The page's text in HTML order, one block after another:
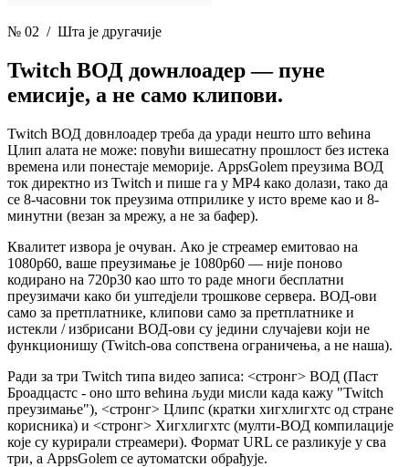
№ 02 / Шта је другачије
Twitch ВОД доwнлоадер —пуне
емисије, а не само клипови.
Twitch ВОД довнлоадер треба да уради нешто што већина
Цлип алата не може: повући вишесатну прошлост без истека
времена или понестаје меморије. AppsGolem преузима ВОД
ток директно из Twitch и пише га у MP4 како долази, тако да
се 8-часовни ток преузима отприлике у исто време као и 8-
минутни (везан за мрежу, а не за бафер).
Квалитет извора је очуван. Ако је стреамер емитовао на
1080p60, ваше преузимање је 1080p60 — није поново
кодирано на 720p30 као што то раде многи бесплатни
преузимачи како би уштедјели трошкове сервера. ВОД-ови
само за претплатнике, клипови само за претплатнике и
истекли / избрисани ВОД-ови су једини случајеви који не
функционишу (Twitch-ова сопствена ограничења, а не наша).
Ради за три Twitch типа видео записа: <стронг> ВОД (Паст
Броадцастс - оно што већина људи мисли када кажу "Twitch
преузимање"), <стронг> Цлипс (кратки хигхлигхтс од стране
корисника) и <стронг> Хигхлигхтс (мулти-ВОД компилације
које су курирали стреамери). Формат URL се разликује у сва
три, а AppsGolem се аутоматски обрађује.